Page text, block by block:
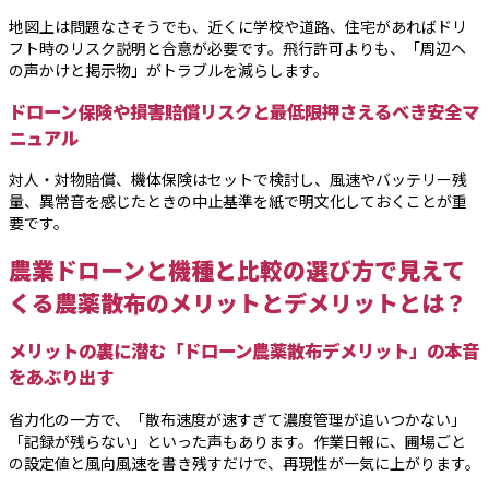
地図上は問題なさそうでも、近くに学校や道路、住宅があればドリ
フト時のリスク説明と合意が必要です。飛行許可よりも、「周辺へ
の声かけと掲示物」がトラブルを減らします。
ドローン保険や損害賠償リスクと最低限押さえるべき安全マ
ニュアル
対人・対物賠償、機体保険はセットで検討し、風速やバッテリー残
量、異常音を感じたときの中止基準を紙で明文化しておくことが重
要です。
農業ドローンと機種と比較の選び方で見えて
くる農薬散布のメリットとデメリットとは？
メリットの裏に潜む「ドローン農薬散布デメリット」の本音
をあぶり出す
省力化の一方で、「散布速度が速すぎて濃度管理が追いつかない」
「記録が残らない」といった声もあります。作業日報に、圃場ごと
の設定値と風向風速を書き残すだけで、再現性が一気に上がります。